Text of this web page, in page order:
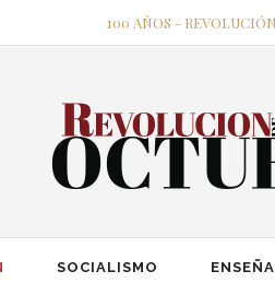
100 AÑOS -
SOCIALISMO